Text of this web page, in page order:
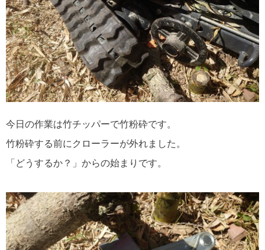
今日の作業は竹チッパーで竹粉砕です。
竹粉砕する前にクローラーが外れました。
「どうするか？」からの始まりです。